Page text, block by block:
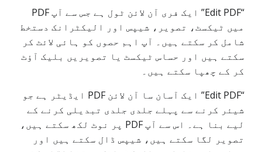
“Edit PDF” ایک فری آن لائن ٹول ہے جس سے آپ PDF
میں ٹیکسٹ، تصویر، شیپس اور الیکٹرانک دستخط
شامل کر سکتے ہیں۔ آپ اہم حصوں کو ہائی لائٹ کر
سکتے ہیں اور حساس ٹیکسٹ یا تصویریں بلیک آؤٹ
کر کے چھپا سکتے ہیں۔
“Edit PDF” ایک آسان سا آن لائن PDF ایڈیٹر ہے جو
شیئر کرنے سے پہلے جلدی جلدی تبدیلی کرنے کے
لیے بنا ہے۔ اس سے آپ PDF پر نوٹ لکھ سکتے ہیں،
تصویر لگا سکتے ہیں، شیپس ڈال سکتے ہیں اور